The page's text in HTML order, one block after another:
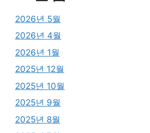
2026년 5월
2026년 4월
2026년 1월
2025년 12월
2025년 10월
2025년 9월
2025년 8월